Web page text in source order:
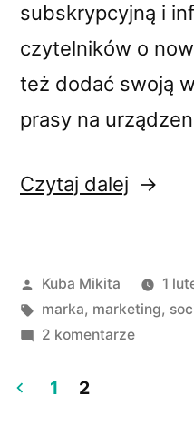
subskrypcyjną i
czytelników o
też dodać swoją
prasy na
Czytaj dalej „Google
jak
zdobyć
Opublikowane
przez
Kuba Mikita 1
Tagi:
marka, marketing,
2 komentarzedo
1 2